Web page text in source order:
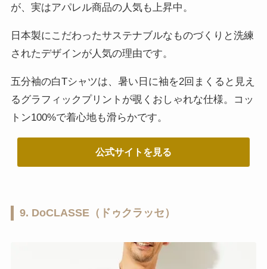
が、実はアパレル商品の人気も上昇中。
日本製にこだわったサステナブルなものづくりと洗練
されたデザインが人気の理由です。
五分袖の白Tシャツは、暑い日に袖を2回まくると見え
るグラフィックプリントが覗くおしゃれな仕様。コッ
トン100%で着心地も滑らかです。
公式サイトを見る
9. DoCLASSE（ドゥクラッセ）